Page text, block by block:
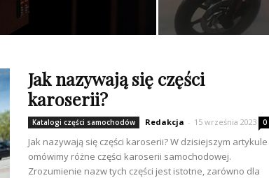
Jak nazywają się części
karoserii?
Katalogi części samochodów Redakcja - 15 września 2023 0
Jak nazywają się części karoserii? W dzisiejszym artykule
omówimy różne części karoserii samochodowej.
Zrozumienie nazw tych części jest istotne, zarówno dla